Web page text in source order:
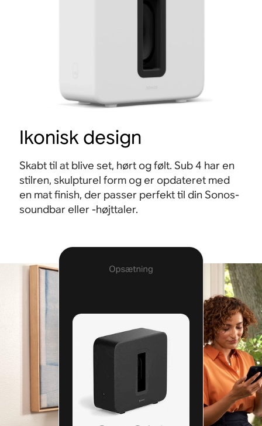
Ikonisk design
Skabt til at blive set, hørt og følt. Sub 4 har en
stilren, skulpturel form og er opdateret med
en mat finish, der passer perfekt til din Sonos-
soundbar eller ‑højttaler.